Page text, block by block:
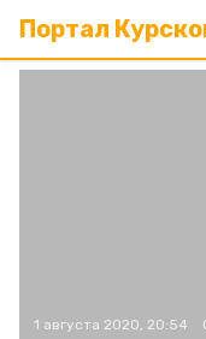
Портал
1 августа 2020, 20:54